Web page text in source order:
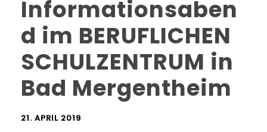
Informationsaben
d im BERUFLICHEN
SCHULZENTRUM in
Bad Mergentheim
21. APRIL 2019